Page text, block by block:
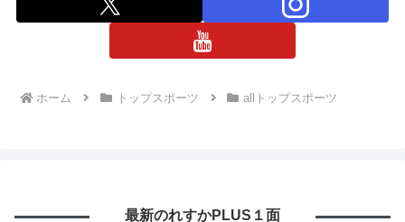
ホーム トップスポーツ allトップスポーツ
最新のれすかPLUS１面